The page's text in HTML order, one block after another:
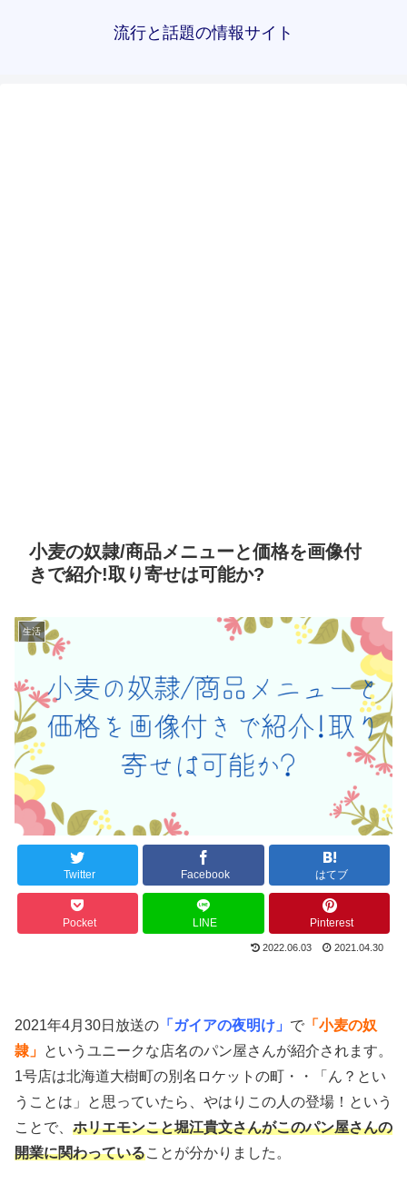
流行と話題の情報サイト
小麦の奴隷/商品メニューと価格を画像付
きで紹介!取り寄せは可能か?
生活
Twitter Facebook はてブ
Pocket LINE Pinterest
2022.06.03 2021.04.30
2021年4月30日放送の 「ガイアの夜明け」 で 「小麦の奴
隷」 というユニークな店名のパン屋さんが紹介されます。
1号店は北海道大樹町の別名ロケットの町・・「ん？とい
うことは」と思っていたら、やはりこの人の登場！という
ことで、 ホリエモンこと堀江貴文さんがこのパン屋さんの
開業に関わっていることが分かりました。